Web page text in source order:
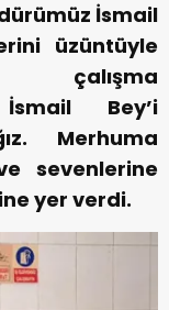
İsmail
üzüntüyle
çalışma
Bey’i
Merhuma
sevenlerine
yer verdi.